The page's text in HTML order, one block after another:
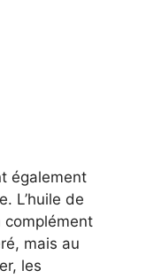
également
L’huile de
complément
mais au
les